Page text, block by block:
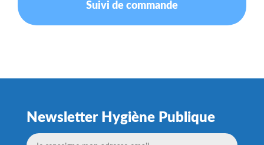
Suivi de commande
Newsletter Hygiène Publique